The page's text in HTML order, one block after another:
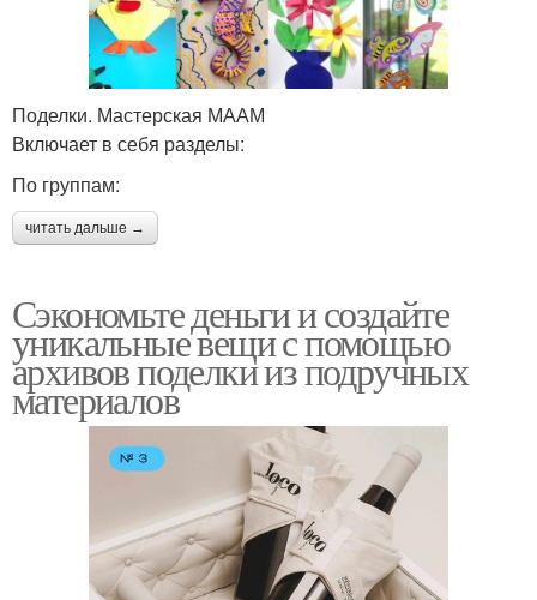
Поделки. Мастерская МААМ
Включает в себя разделы:
По группам:
читать дальше →
Сэкономьте деньги и создайте
уникальные вещи с помощью
архивов поделки из подручных
материалов